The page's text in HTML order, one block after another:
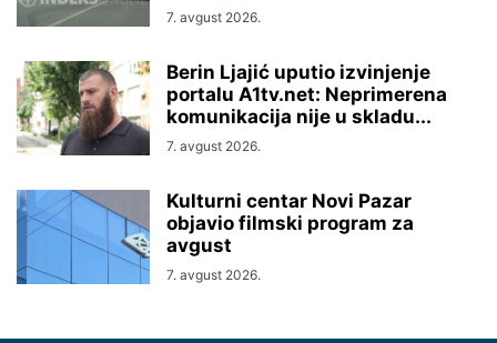
7. avgust 2026.
Berin Ljajić uputio izvinjenje
portalu A1tv.net: Neprimerena
komunikacija nije u skladu...
7. avgust 2026.
Kulturni centar Novi Pazar
objavio filmski program za
avgust
7. avgust 2026.